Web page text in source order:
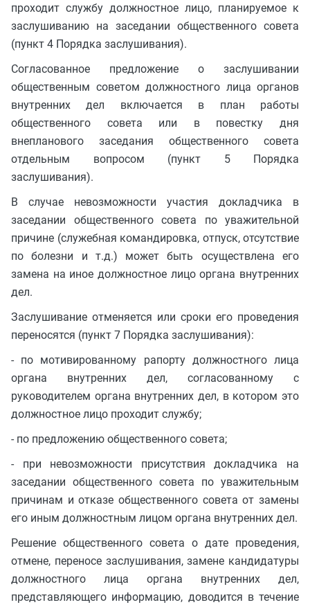
проходит службу должностное лицо, планируемое к
заслушиванию на заседании общественного совета
(пункт 4 Порядка заслушивания).
Согласованное предложение о заслушивании
общественным советом должностного лица органов
внутренних дел включается в план работы
общественного совета или в повестку дня
внепланового заседания общественного совета
отдельным вопросом (пункт 5 Порядка
заслушивания).
В случае невозможности участия докладчика в
заседании общественного совета по уважительной
причине (служебная командировка, отпуск, отсутствие
по болезни и т.д.) может быть осуществлена его
замена на иное должностное лицо органа внутренних
дел.
Заслушивание отменяется или сроки его проведения
переносятся (пункт 7 Порядка заслушивания):
- по мотивированному рапорту должностного лица
органа внутренних дел, согласованному с
руководителем органа внутренних дел, в котором это
должностное лицо проходит службу;
- по предложению общественного совета;
- при невозможности присутствия докладчика на
заседании общественного совета по уважительным
причинам и отказе общественного совета от замены
его иным должностным лицом органа внутренних дел.
Решение общественного совета о дате проведения,
отмене, переносе заслушивания, замене кандидатуры
должностного лица органа внутренних дел,
представляющего информацию, доводится в течение